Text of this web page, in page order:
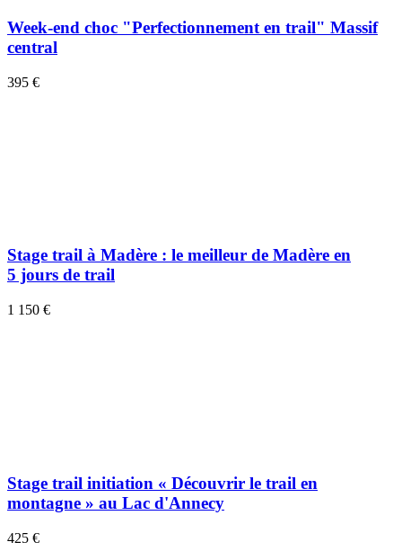
Week-end choc "Perfectionnement en trail" Massif
central
395 €
Stage trail à Madère : le meilleur de Madère en
5 jours de trail
1 150 €
Stage trail initiation « Découvrir le trail en
montagne » au Lac d'Annecy
425 €